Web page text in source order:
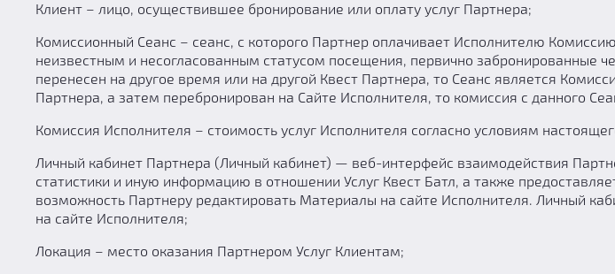
Клиент – лицо, осуществившее бронирование или оплату услуг Партнера;
Комиссионный Сеанс – сеанс, с которого Партнер оплачивает Исполнителю
неизвестным и несогласованным статусом посещения, первично забронированные
перенесен на другое время или на другой Квест Партнера, то Сеанс является
Партнера, а затем перебронирован на Сайте Исполнителя, то комиссия с данного
Комиссия Исполнителя – стоимость услуг Исполнителя согласно условиям
Личный кабинет Партнера (Личный кабинет) — веб-интерфейс взаимодействия
статистики и иную информацию в отношении Услуг Квест Батл, а также
возможность Партнеру редактировать Материалы на сайте Исполнителя. Личный
на сайте Исполнителя;
Локация – место оказания Партнером Услуг Клиентам;